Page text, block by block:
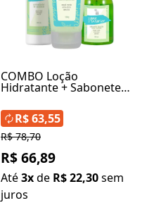
COMBO Loção
Hidratante + Sabonete
de Ambientes - Herbal
Paz Interior
R$ 78,70
R$ 66,89
Até3xde R$ 22,30sem
juros
R$ 63,55